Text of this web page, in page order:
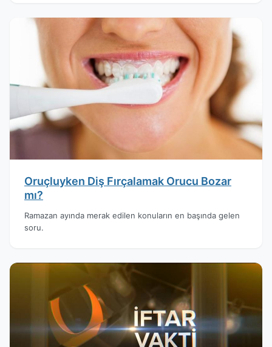
Oruçluyken Diş Fırçalamak Orucu Bozar
mı?
Ramazan ayında merak edilen konuların en başında gelen
soru.